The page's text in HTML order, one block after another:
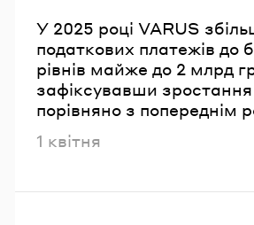
У 2025 році VARUS
податкових платежів до
рівнів майже до 2 млрд
зафіксувавши
порівняно з попереднім
Опубліковано
1 квітня